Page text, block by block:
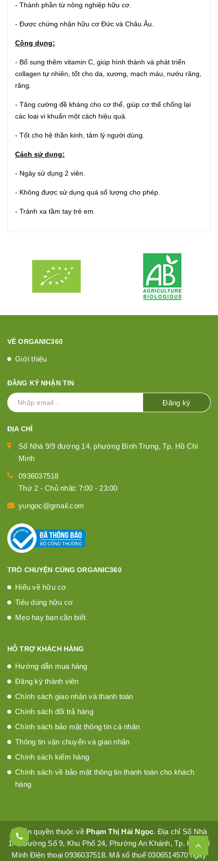
- Thành phần từ nông nghiệp hữu cơ.
- Được chứng nhận hữu cơ Đức và Châu Âu.
Công dụng:
- Bổ sung thêm vitamin C, giúp hình thành và phát triển
collagen tự nhiên, tốt cho da, xương, mạch máu, nướu răng,
răng.
- Tăng cường đề kháng cho cơ thể, giúp cơ thể chống lại
các loại vi khuẩn một cách hiệu quả.
- Tốt cho hệ thần kinh, tâm lý người dùng.
Cách sử dụng:
- Ngày sử dụng 2 viên.
- Không được sử dụng quá số lượng cho phép.
- Tránh xa tầm tay trẻ em.
VỀ ORGANIC360
Giới thiệu
ĐĂNG KÝ NHẬN TIN
Đăng ký
ĐỊA CHỈ
Số Nhà 9/9 đường 14, phường Bình Trưng, Tp. Hồ Chí
Minh
0936037518
Thứ 2 - Chủ nhật: 7:00 - 23:00
yungoc@gmail.com
TRÒ CHUYỆN CÙNG ORGANIC360
Hiểu về hữu cơ
Tiêu dùng hữu cơ
Mẹo hay bạn cần biết
HỖ TRỢ KHÁCH HÀNG
Hướng dẫn mua hàng
Đăng ký thành viên
Chính sách giao nhận và thanh toán
Chính sách đổi trả hàng
Chính sách bảo mật thông tin cá nhân
Thông tin vận chuyển và giao nhận
Chính sách kiểm hàng
Chính sách về bảo mật thông tin thanh toán cho khách
hàng
© Bản quyền thuộc về Phạm Thị Hải Ngọc. Địa chỉ Số Nhà
1/4, Đường Số 9, Khu Phố 24, Phường An Khánh, Tp. Hồ Chí
Minh Điện thoại 0936037518. Mã số thuế 0306514570 ngày